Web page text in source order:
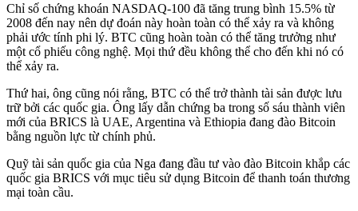
Chỉ số chứng khoán NASDAQ-100 đã tăng trung bình 15.5% từ
2008 đến nay nên dự đoán này hoàn toàn có thể xảy ra và không
phải ước tính phi lý. BTC cũng hoàn toàn có thể tăng trưởng như
một cổ phiếu công nghệ. Mọi thứ đều không thể cho đến khi nó có
thể xảy ra.
Thứ hai, ông cũng nói rằng, BTC có thể trở thành tài sản được lưu
trữ bởi các quốc gia. Ông lấy dẫn chứng ba trong số sáu thành viên
mới của BRICS là UAE, Argentina và Ethiopia đang đào Bitcoin
bằng nguồn lực từ chính phủ.
Quỹ tài sản quốc gia của Nga đang đầu tư vào đào Bitcoin khắp các
quốc gia BRICS với mục tiêu sử dụng Bitcoin để thanh toán thương
mại toàn cầu.